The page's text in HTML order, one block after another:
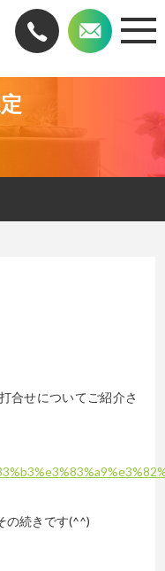
合せについてご紹介さ
の続きです(^^)